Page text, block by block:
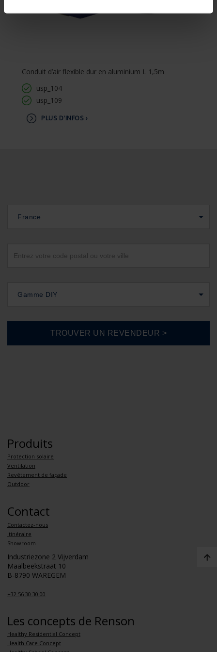
Conduit d’air flexible dur en aluminium L 1,5m
usp_104
usp_109
PLUS D'INFOS ›
France
Gamme DIY
Produits
Protection solaire
Ventilation
Revêtement de façade
Outdoor
Contact
Contactez-nous
Itinéraire
Showroom
Industriezone 2 Vijverdam
Maalbeekstraat 10
B-8790 WAREGEM
+32 56 30 30 00
Les concepts de Renson
Healthy Residential Concept
Health Care Concept